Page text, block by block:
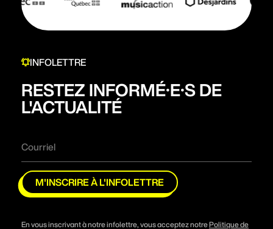
INFOLETTRE
RESTEZ INFORMÉ·E·S DE
L'ACTUALITÉ
M'INSCRIRE À L'INFOLETTRE
En vous inscrivant à notre infolettre, vous acceptez notrePolitique de